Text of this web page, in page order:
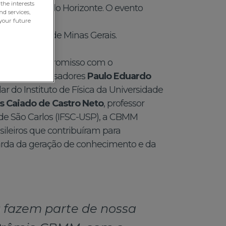
em Belo Horizonte. O evento
de Minas Gerais.
e o compromisso com o
dos pesquisadores Paulo Eduardo
do Instituto de Física da Universidade
Caiado de Castro Neto, professor
São Carlos (IFSC-USP), a CBMM
que contribuíram para
da geração de conhecimento e da
parte de nossa
interests
services,
future